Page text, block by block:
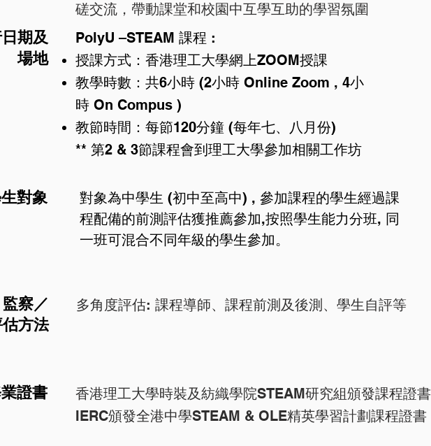
期及
場地
磋交流，帶動課堂和校園中互學互助的學習氛圍
PolyU –STEAM 課程 :
授課方式：香港理工大學網上ZOOM授課
教學時數：共6小時 (2小時 Online Zoom , 4小
時 On Compus )
教節時間：每節120分鐘 (每年七、八月份)
** 第2 & 3節課程會到理工大學參加相關工作坊
對象
對象為中學生 (初中至高中) , 參加課程的學生經過課
程配備的前測評估獲推薦參加,按照學生能力分班, 同
一班可混合不同年級的學生參加。
監察／
方法
多角度評估: 課程導師、課程前測及後測、學生自評等
證書
香港理工大學時裝及紡織學院STEAM研究組頒發課程證書
IERC頒發全港中學STEAM & OLE精英學習計劃課程證書